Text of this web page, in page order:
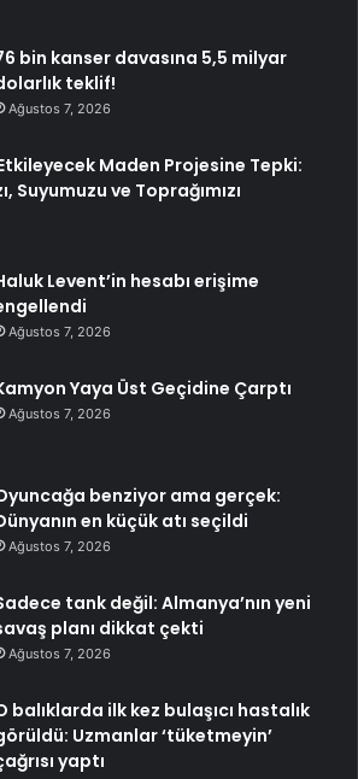
bin kanser davasına 5,5 milyar
teklif!
Ağustos 7, 2026
Maden Projesine Tepki:
Suyumuzu ve Toprağımızı
Levent’in hesabı erişime
Ağustos 7, 2026
Yaya Üst Geçidine Çarptı
Ağustos 7, 2026
benziyor ama gerçek:
en küçük atı seçildi
Ağustos 7, 2026
tank değil: Almanya’nın yeni
planı dikkat çekti
Ağustos 7, 2026
balıklarda ilk kez bulaşıcı hastalık
Uzmanlar ‘tüketmeyin’
yaptı